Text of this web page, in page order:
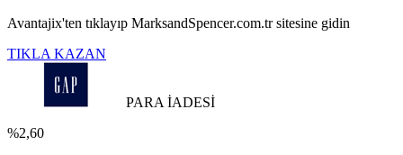
Avantajix'ten tıklayıp MarksandSpencer.com.tr sitesine gidin
TIKLA KAZAN
PARA İADESİ
%2,60